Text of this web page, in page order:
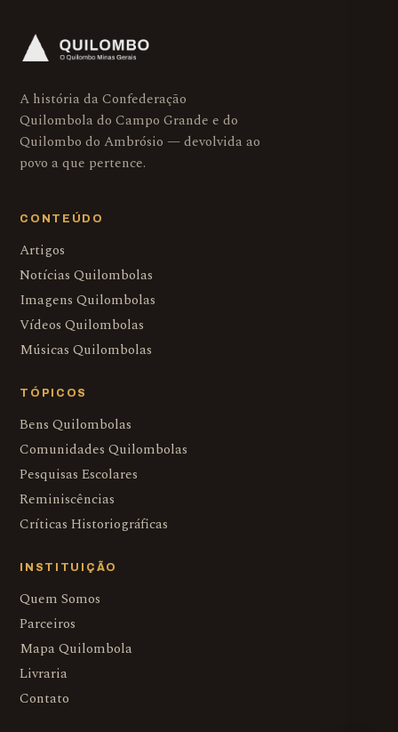
A história da Confederação
Quilombola do Campo Grande e do
Quilombo do Ambrósio — devolvida ao
povo a que pertence.
CONTEÚDO
Artigos
Notícias Quilombolas
Imagens Quilombolas
Vídeos Quilombolas
Músicas Quilombolas
TÓPICOS
Bens Quilombolas
Comunidades Quilombolas
Pesquisas Escolares
Reminiscências
Críticas Historiográficas
INSTITUIÇÃO
Quem Somos
Parceiros
Mapa Quilombola
Livraria
Contato